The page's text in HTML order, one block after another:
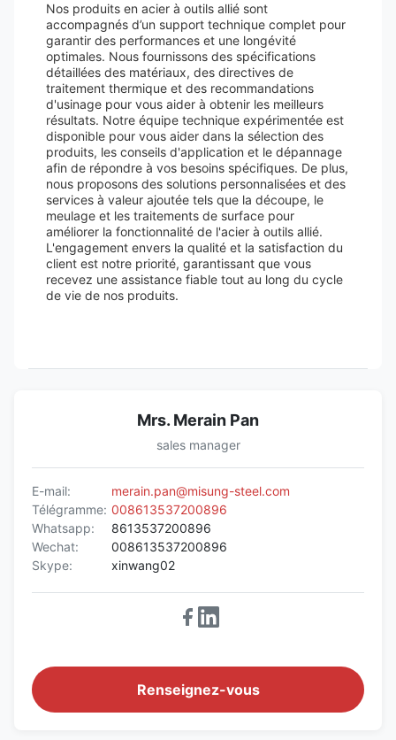
Nos produits en acier à outils allié sont
accompagnés d’un support technique complet pour
garantir des performances et une longévité
optimales. Nous fournissons des spécifications
détaillées des matériaux, des directives de
traitement thermique et des recommandations
d'usinage pour vous aider à obtenir les meilleurs
résultats. Notre équipe technique expérimentée est
disponible pour vous aider dans la sélection des
produits, les conseils d'application et le dépannage
afin de répondre à vos besoins spécifiques. De plus,
nous proposons des solutions personnalisées et des
services à valeur ajoutée tels que la découpe, le
meulage et les traitements de surface pour
améliorer la fonctionnalité de l'acier à outils allié.
L'engagement envers la qualité et la satisfaction du
client est notre priorité, garantissant que vous
recevez une assistance fiable tout au long du cycle
de vie de nos produits.
Mrs. Merain Pan
sales manager
E-mail:
merain.pan@misung-steel.com
Télégramme: 008613537200896
Whatsapp:
8613537200896
Wechat:
008613537200896
Skype:
xinwang02
Renseignez-vous